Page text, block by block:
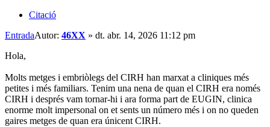
Citació
EntradaAutor: 46XX » dt. abr. 14, 2026 11:12 pm
Hola,
Molts metges i embriòlegs del CIRH han marxat a cliniques més
petites i més familiars. Tenim una nena de quan el CIRH era només
CIRH i després vam tornar-hi i ara forma part de EUGIN, clinica
enorme molt impersonal on et sents un número més i on no queden
gaires metges de quan era únicent CIRH.